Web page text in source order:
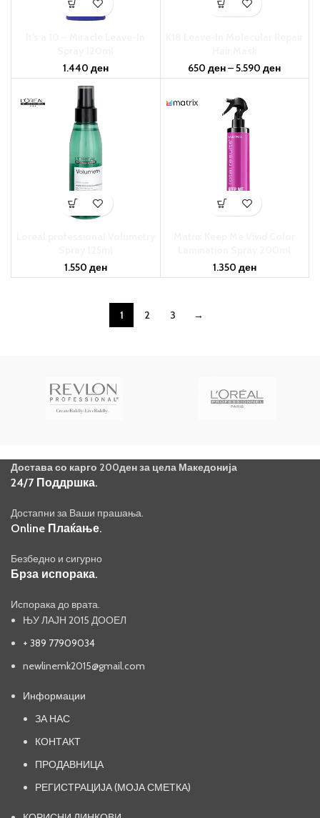
1.440 ден
650ден–5.590ден
1.550 ден
1.350 ден
1 2 3 →
Достава со карго 200ден за цела Македонија
24/7 Поддршка.
Достапни за Ваши прашања.
Online Плаќање.
Безбедно и сигурно
Брза испорака.
Испорака до врата.
ЊУ ЛАЈН 2015 ДООЕЛ
+ 389 77909034
newlinemk2015@gmail.com
Информации
ЗА НАС
КОНТАКТ
ПРОДАВНИЦА
РЕГИСТРАЦИЈА (МОЈА СМЕТКА)